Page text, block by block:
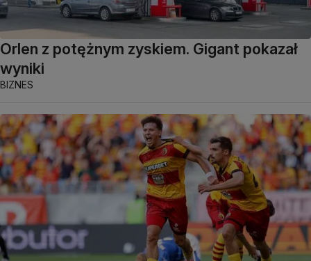
Orlen z potężnym zyskiem. Gigant pokazał
wyniki
BIZNES